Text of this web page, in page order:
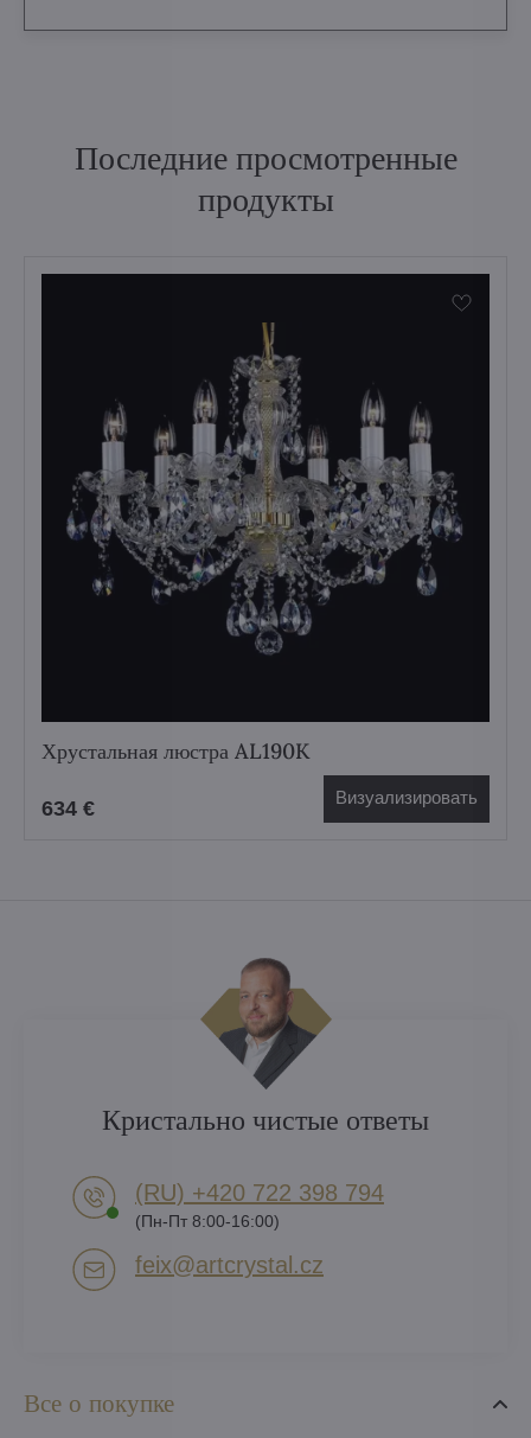
Последние просмотренные
продукты
Хрустальная люстра AL190K
634 € Визуализировать
Все о покупке
Кристально чистые ответы
(RU) +420 722 398 794​
(Пн-Пт 8:00-16:00)
feix​@artcrystal​.cz